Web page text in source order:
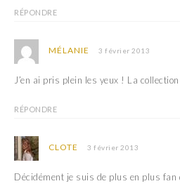
RÉPONDRE
MÉLANIE 3 février 2013
J’en ai pris plein les yeux ! La
RÉPONDRE
CLOTE 3 février 2013
Décidément je suis de plus en plus fan